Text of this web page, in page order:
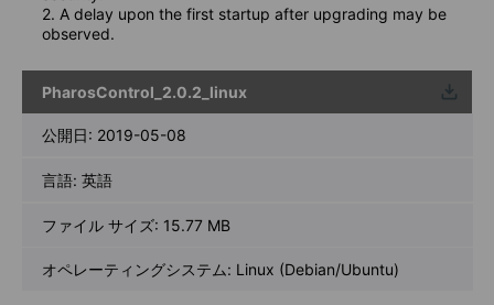
2. A delay upon the first startup after upgrading may be
observed.
PharosControl_2.0.2_linux
ウンロ
ード
公開日: 2019-05-08
言語: 英語
ファイル サイズ: 15.77 MB
オペレーティングシステム: Linux (Debian/Ubuntu)